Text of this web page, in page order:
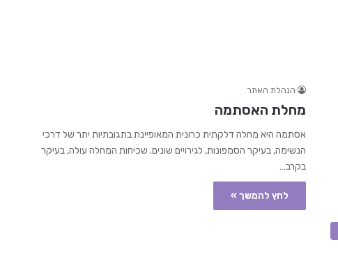
הנהלת האתר
מחלת האסתמה
אסתמה היא מחלה דלקתית כרונית המאופיינת בתגובתיות יתר של דרכי
הנשימה, בעיקר הסמפונות, לגירויים שונים. שכיחות המחלה עולה, בעיקר
בקרב…
לחץ להמשך »